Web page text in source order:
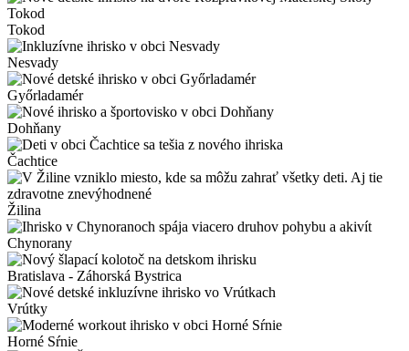
Tokod
Nesvady
Győrladamér
Dohňany
Čachtice
Žilina
Chynorany
Bratislava - Záhorská Bystrica
Vrútky
Horné Sŕnie